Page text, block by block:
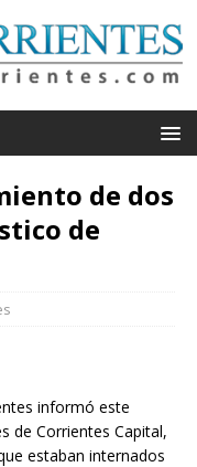
de dos
de
informó este
de Corrientes Capital,
estaban internados